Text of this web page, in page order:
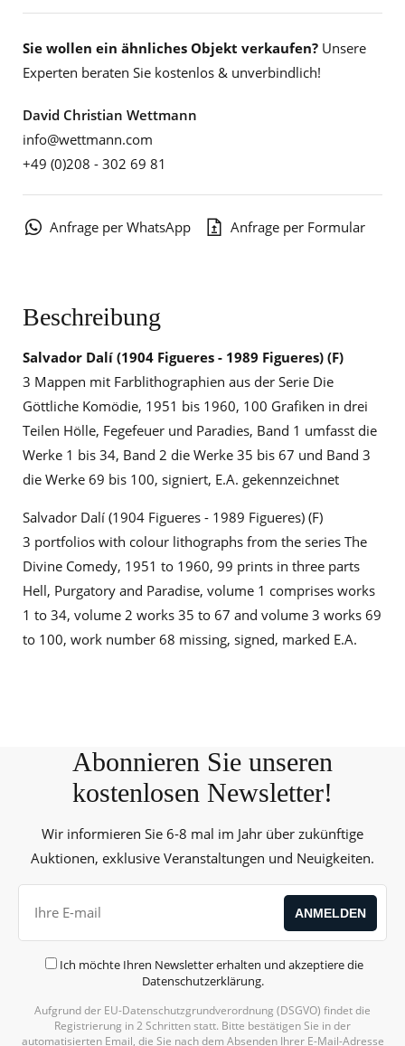
Sie wollen ein ähnliches Objekt verkaufen? Unsere
Experten beraten Sie kostenlos & unverbindlich!
David Christian Wettmann
info@wettmann.com
+49 (0)208 - 302 69 81
Anfrage per WhatsApp Anfrage per Formular
Beschreibung
Salvador Dalí (1904 Figueres - 1989 Figueres) (F)
3 Mappen mit Farblithographien aus der Serie Die
Göttliche Komödie, 1951 bis 1960, 100 Grafiken in drei
Teilen Hölle, Fegefeuer und Paradies, Band 1 umfasst die
Werke 1 bis 34, Band 2 die Werke 35 bis 67 und Band 3
die Werke 69 bis 100, signiert, E.A. gekennzeichnet
Salvador Dalí (1904 Figueres - 1989 Figueres) (F)
3 portfolios with colour lithographs from the series The
Divine Comedy, 1951 to 1960, 99 prints in three parts
Hell, Purgatory and Paradise, volume 1 comprises works
1 to 34, volume 2 works 35 to 67 and volume 3 works 69
to 100, work number 68 missing, signed, marked E.A.
Abonnieren Sie unseren
kostenlosen Newsletter!
Wir informieren Sie 6-8 mal im Jahr über zukünftige
Auktionen, exklusive Veranstaltungen und Neuigkeiten.
Ich möchte Ihren Newsletter erhalten und akzeptiere die
Datenschutzerklärung.
Aufgrund der EU-Datenschutzgrundverordnung (DSGVO) findet die
Registrierung in 2 Schritten statt. Bitte bestätigen Sie in der
automatisierten Email, die Sie nach dem Absenden Ihrer E-Mail-Adresse